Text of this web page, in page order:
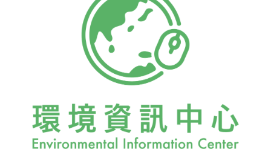
高，經半個月的排毒治療，目前血汞濃度，仍高於正常
值。去年11月7日的雪碧汞毒事件，受害者則是在用餐
時，喝了餐廳提供的罐裝雪碧，察覺口感有異後，亦吐出
大量汞珠，送醫後確診為汞中毒。昨日，大陸可口可樂公
司公共關係事務部，發表兩點聲明：可口可樂生產各環
節，絕無摻入汞元素的可能；其次，公司已基本斷定，事
收，或確保類似事件不再發生的處置。大陸北京發生兩宗
疑似雪碧汽水含有水銀的中毒個案，台灣可口